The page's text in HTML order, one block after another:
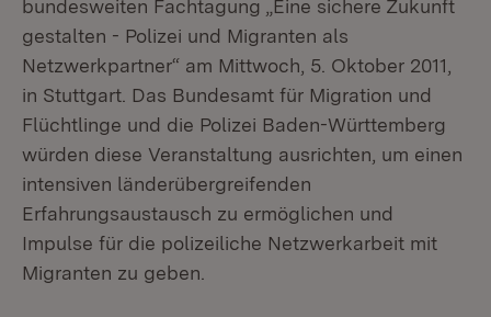
bundesweiten Fachtagung „Eine sichere Zukunft
gestalten - Polizei und Migranten als
Netzwerkpartner“ am Mittwoch, 5. Oktober 2011,
in Stuttgart. Das Bundesamt für Migration und
Flüchtlinge und die Polizei Baden-Württemberg
würden diese Veranstaltung ausrichten, um einen
intensiven länderübergreifenden
Erfahrungsaustausch zu ermöglichen und
Impulse für die polizeiliche Netzwerkarbeit mit
Migranten zu geben.